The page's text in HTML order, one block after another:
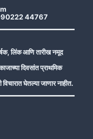
44767
लिंक आणि तारीख नमूद
दिवसांत प्राथमिक
घेतल्या जाणार नाहीत.